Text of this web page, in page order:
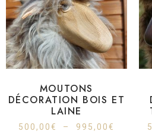
MOUTONS
DÉCORATION BOIS ET
LAINE
500,00€ – 995,00€